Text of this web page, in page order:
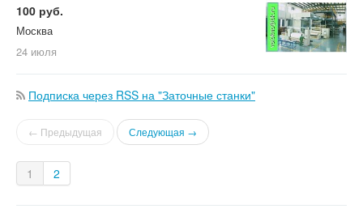
100 руб.
Москва
24 июля
Подписка через RSS на "Заточные станки"
← Предыдущая Следующая →
1 2